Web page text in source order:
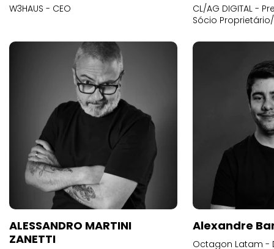
W3HAUS - CEO
CL/AG DIGITAL -
Sócio
ALESSANDRO MARTINI
ZANETTI
Alexandre
Octagon Latam -